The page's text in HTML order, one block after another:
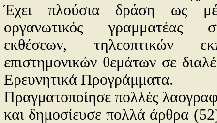
Έχει πλούσια δράση ως
οργανωτικός γραμματέας
εκθέσεων, τηλεοπτικών
επιστημονικών θεμάτων σε
Ερευνητικά Προγράμματα.
Πραγματοποίησε πολλές
και δημοσίευσε πολλά άρθρα